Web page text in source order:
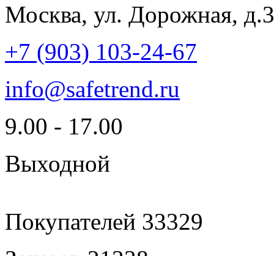
Москва, ул. Дорожная,
+7 (903) 103-24-67
info@safetrend.ru
9.00 - 17.00
Выходной
Покупателей 33329